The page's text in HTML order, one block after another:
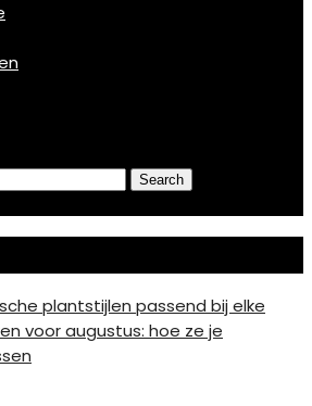
Search
plantstijlen passend bij elke
voor augustus: hoe ze je